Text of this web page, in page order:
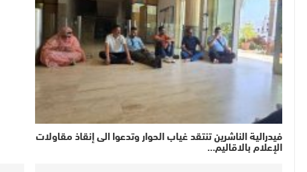
فيدرالية الناشرين تنتقد غياب الحوار وتدعوا الى إنقاذ مقاولات
الإعلام بالاقاليم…